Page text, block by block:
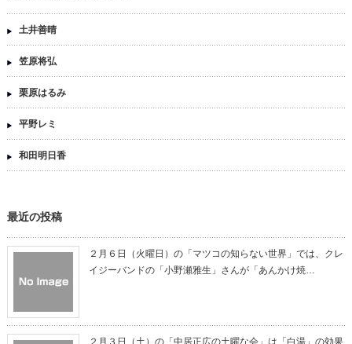
土井善晴
笠原将弘
栗原はるみ
平野レミ
和田明日香
最近の投稿
２月６日（火曜日）の「マツコの知らない世界」では、クレ
イジーバンドの「小野瀬雅生」さんが「あんかけ焼…